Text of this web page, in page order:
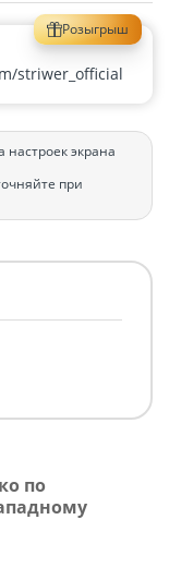
Розыгрыш
striwer_official
настроек экрана
при
по